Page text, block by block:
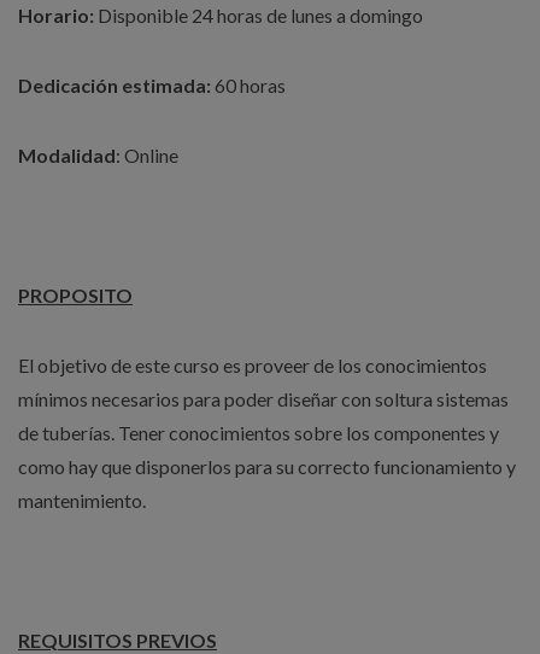
Horario: Disponible 24 horas de lunes a domingo
Dedicación estimada: 60 horas
Modalidad: Online
PROPOSITO
El objetivo de este curso es proveer de los conocimientos
mínimos necesarios para poder diseñar con soltura sistemas
de tuberías. Tener conocimientos sobre los componentes y
como hay que disponerlos para su correcto funcionamiento y
mantenimiento.
REQUISITOS PREVIOS